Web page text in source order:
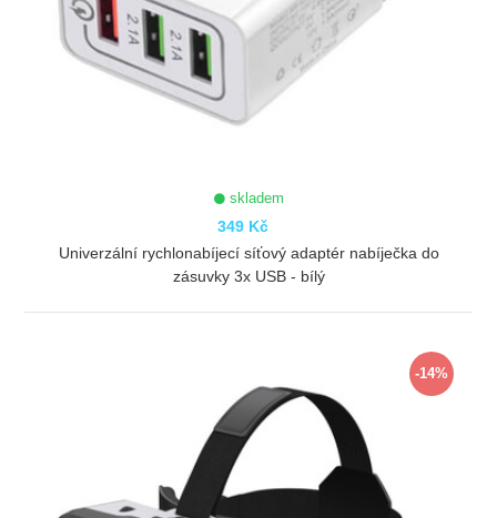
skladem
349 Kč
Univerzální rychlonabíjecí síťový adaptér nabíječka do
zásuvky 3x USB - bílý
-14%